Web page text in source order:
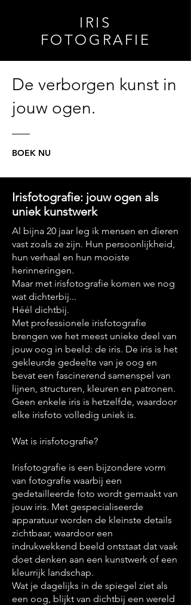
IRIS
FOTOGRAFIE
De verborgen kunst in
jouw ogen.
BOEK NU
Irisfotografie: jouw ogen als
uniek kunstwerk
Al bijna 20 jaar leg ik mensen en dieren
vast zoals ze zijn. Hun persoonlijkheid,
hun verhaal en hun mooiste
herinneringen.
Maar met irisfotografie komen we nog
wat dichterbij...
Héél dichtbij.
Met professionele irisfotografie
brengen we het meest unieke deel van
jouw oog in beeld: de iris. De iris is het
gekleurde gedeelte van je oog en
bevat een fascinerend samenspel van
lijnen, structuren, kleuren en patronen.
Geen enkele iris is hetzelfde, waardoor
elke irisfoto volledig uniek is.
Wat is irisfotografie?
Irisfotografie is een bijzondere vorm
van fotografie waarbij een
gedetailleerde foto wordt gemaakt van
jouw iris. Met gespecialiseerde
apparatuur worden de kleinste details
zichtbaar, waardoor een
indrukwekkend beeld ontstaat dat vaak
doet denken aan een kunstwerk of een
kleurrijk landschap.
Wat je dagelijks in de spiegel ziet als
een oog, blijkt van dichtbij een wereld